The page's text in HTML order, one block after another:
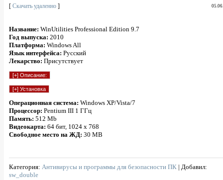
[ Скачать удаленно ]
Название: WinUtilities Professional Edition 9.7
Год выпуска: 2010
Платформа: Windows All
Язык интерфейса: Русский
Лекарство: Присутствует
Операционная система: Windows XP/Vista/7
Процессор: Pentium III 1 ГГц
Память: 512 Mb
Видеокарта: 64 бит, 1024 x 768
Свободное место на ЖД: 30 MB
Категория: Антивирусы и программы для безопасности ПК | Добавил:
sw_double